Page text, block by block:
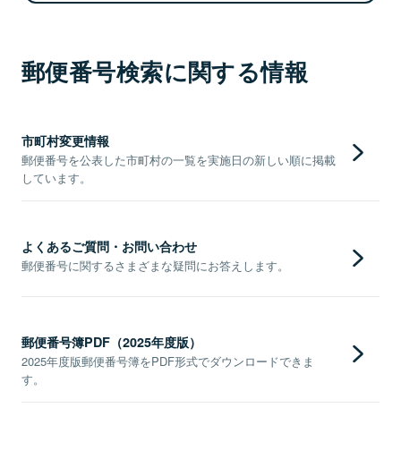
郵便番号検索に関する情報
市町村変更情報
郵便番号を公表した市町村の一覧を実施日の新しい順に掲載
しています。
よくあるご質問・お問い合わせ
郵便番号に関するさまざまな疑問にお答えします。
郵便番号簿PDF（2025年度版）
2025年度版郵便番号簿をPDF形式でダウンロードできま
す。